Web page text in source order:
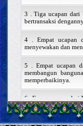
3 . Tiga ucapan dari
bertransaksi
4 . Empat ucapan
menyewakan dan
5 . Empat ucapan
membangun
memperbaikinya.
6 . Enam ucapan dari
7 . Delapan ucapan
tarian